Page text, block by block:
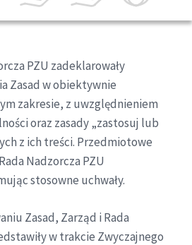
PZU zadeklarowały
Zasad w obiektywnie
zakresie, z uwzględnieniem
oraz zasady „zastosuj lub
z ich treści. Przedmiotowe
Nadzorcza PZU
stosowne uchwały.
Zasad, Zarząd i Rada
w trakcie Zwyczajnego